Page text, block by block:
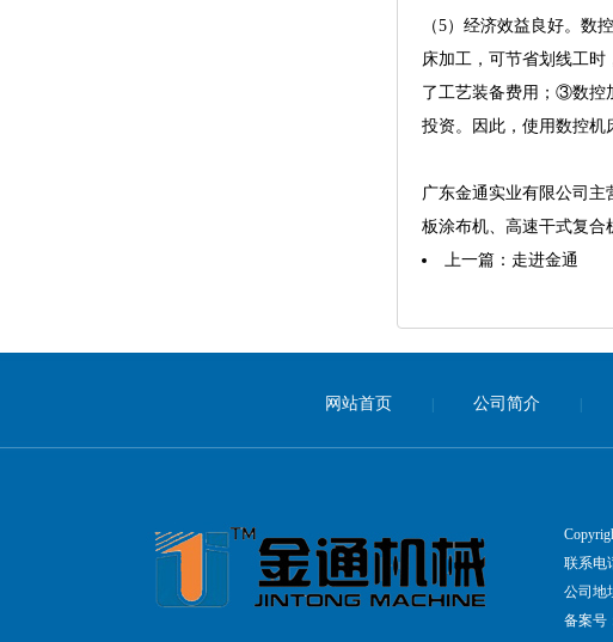
（5）经济效益良好。
床加工，可节省划线工
了工艺装备费用；③数控
投资。因此，使用数控机
广东金通实业有限公司
板涂布机、高速干式复合
上一篇： 走进金通
网站首页 公司简介
联系电
公司地
备案号